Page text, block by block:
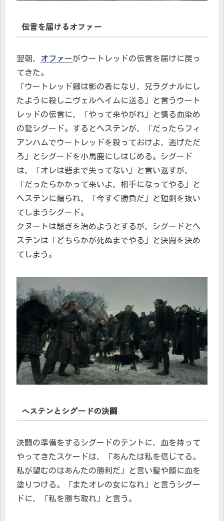
伝言を届けるオファー
翌朝、 オファーがウートレッドの伝言を届けに戻っ
てきた。
「ウートレッド卿は影の者になり、兄ラグナルにし
たように殺しニヴェルヘイムに送る」と言うウート
レッドの伝言に、「やって来やがれ」と憤る血染め
の髪シグード。するとヘステンが、「だったらフィ
アンハムでウートレッドを殺っておけよ、逃げただ
ろ」とシグードを小馬鹿にしはじめる。シグード
は、「オレは砦まで失ってない」と言い返すが、
「だったらかかって来いよ、相手になってやる」と
ヘステンに煽られ、「今すぐ勝負だ」と短剣を抜い
てしまうシグード。
クヌートは騒ぎを治めようとするが、シグードとヘ
ステンは「どちらかが死ぬまでやる」と決闘を決め
てしまう。
ヘステンとシグードの決闘
決闘の準備をするシグードのテントに、血を持って
やってきたスケードは、「あんたは私を信じてる。
私が望むのはあんたの勝利だ」と言い髪や顔に血を
塗りつける。「またオレの女になれ」と言うシグー
ドに、「私を勝ち取れ」と言う。